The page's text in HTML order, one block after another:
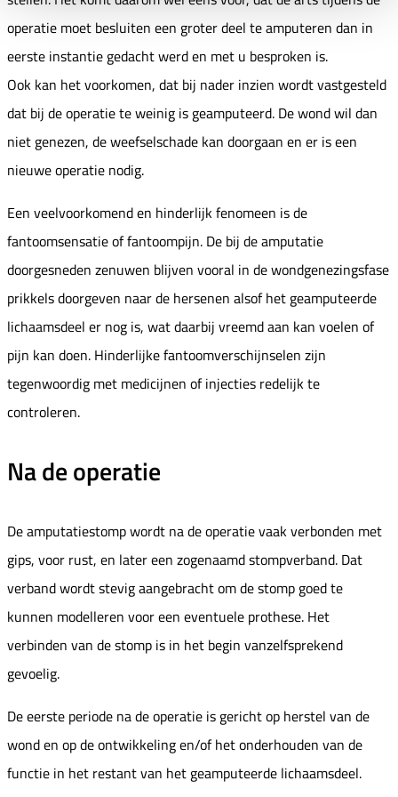
operatie moet besluiten een groter deel te amputeren dan in
eerste instantie gedacht werd en met u besproken is.
Ook kan het voorkomen, dat bij nader inzien wordt vastgesteld
dat bij de operatie te weinig is geamputeerd. De wond wil dan
niet genezen, de weefselschade kan doorgaan en er is een
nieuwe operatie nodig.
Een veelvoorkomend en hinderlijk fenomeen is de
fantoomsensatie of fantoompijn. De bij de amputatie
doorgesneden zenuwen blijven vooral in de wondgenezingsfase
prikkels doorgeven naar de hersenen alsof het geamputeerde
lichaamsdeel er nog is, wat daarbij vreemd aan kan voelen of
pijn kan doen. Hinderlijke fantoomverschijnselen zijn
tegenwoordig met medicijnen of injecties redelijk te
controleren.
Na de operatie
De amputatiestomp wordt na de operatie vaak verbonden met
gips, voor rust, en later een zogenaamd stompverband. Dat
verband wordt stevig aangebracht om de stomp goed te
kunnen modelleren voor een eventuele prothese. Het
verbinden van de stomp is in het begin vanzelfsprekend
gevoelig.
De eerste periode na de operatie is gericht op herstel van de
wond en op de ontwikkeling en/of het onderhouden van de
functie in het restant van het geamputeerde lichaamsdeel.